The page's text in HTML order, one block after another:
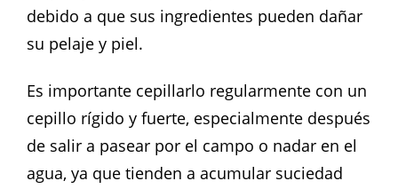
debido a que sus ingredientes pueden dañar
su pelaje y piel.
Es importante cepillarlo regularmente con un
cepillo rígido y fuerte, especialmente después
de salir a pasear por el campo o nadar en el
agua, ya que tienden a acumular suciedad